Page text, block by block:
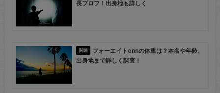
長プロフ！出身地も詳しく
フォーエイトennの体重は？本名や年齢、
出身地まで詳しく調査！